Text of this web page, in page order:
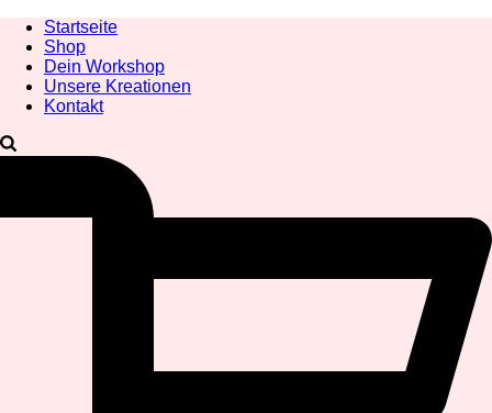
Startseite
Shop
Dein Workshop
Unsere Kreationen
Kontakt